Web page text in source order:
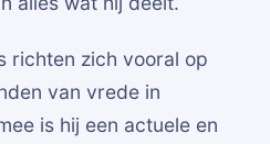
richten zich vooral op
van vrede in
is hij een actuele en